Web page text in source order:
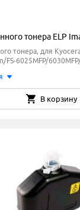
тонера ELP
тонера, для Kyocera
6025MFP/
В корзину